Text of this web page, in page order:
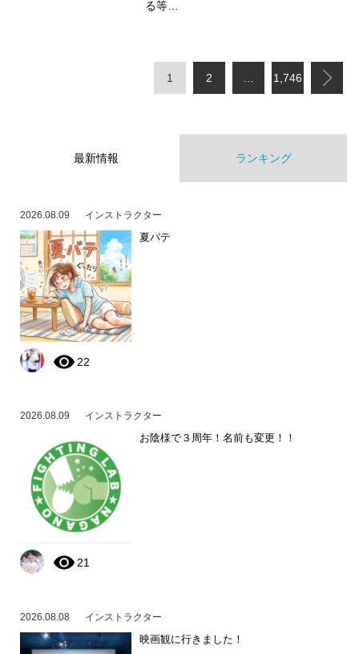
る等…
1 2 1,746
最新情報 ランキング
2026.08.09 インストラクター
夏バテ
22
2026.08.09 インストラクター
お陰様で３周年！名前も変更！！
21
2026.08.08 インストラクター
映画観に行きました！